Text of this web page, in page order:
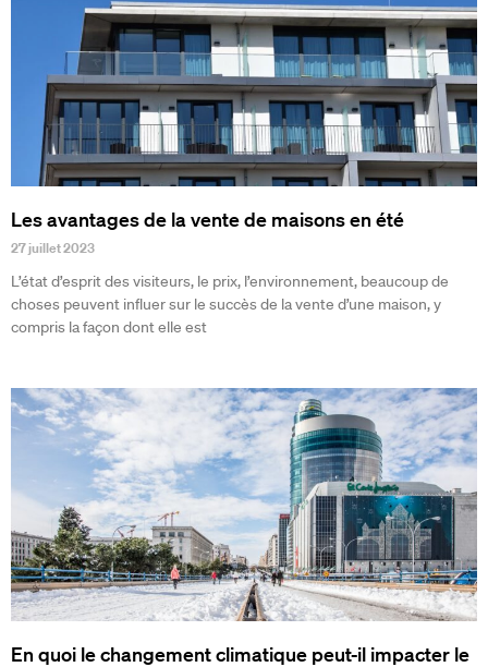
Les avantages de la vente de maisons en été
27 juillet 2023
L’état d’esprit des visiteurs, le prix, l’environnement, beaucoup de
choses peuvent influer sur le succès de la vente d’une maison, y
compris la façon dont elle est
En quoi le changement climatique peut-il impacter le